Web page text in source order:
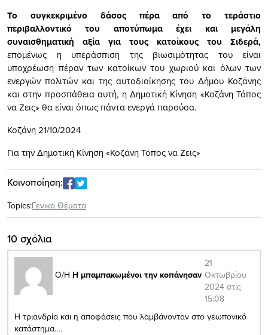
Το συγκεκριμένο δάσος πέρα από το τεράστιο
περιβαλλοντικό του αποτύπωμα έχει και μεγάλη
συναισθηματική αξία για τους κατοίκους του Σιδερά,
επομένως η υπεράσπιση της βιωσιμότητας του είναι
υποχρέωση πέραν των κατοίκων του χωριού και όλων των
ενεργών πολιτών και της αυτοδιοίκησης του Δήμου Κοζάνης
και στην προσπάθεια αυτή, η Δημοτική Κίνηση «Κοζάνη Τόπος
να Ζεις» θα είναι όπως πάντα ενεργά παρούσα.
Κοζάνη 21/10/2024
Για την Δημοτική Κίνηση «Κοζάνη Τόπος να Ζεις»
Κοινοποίηση:
Topics:Γενικά Θέματα
10 σχόλια
Ο/Η Η μπαμπακωμένοι την κοπάνησαν
21
Οκτωβρίου
2024 στις
15:08
Η τριανδρία και η αποφάσεις που λαμβάνονταν στο γεωπονικό
κατάστημα….